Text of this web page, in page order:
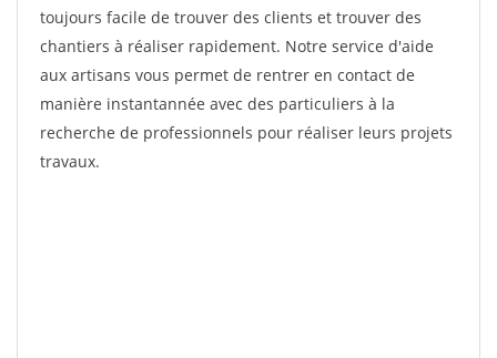
toujours facile de trouver des clients et trouver des
chantiers à réaliser rapidement. Notre service d'aide
aux artisans vous permet de rentrer en contact de
manière instantannée avec des particuliers à la
recherche de professionnels pour réaliser leurs projets
travaux.